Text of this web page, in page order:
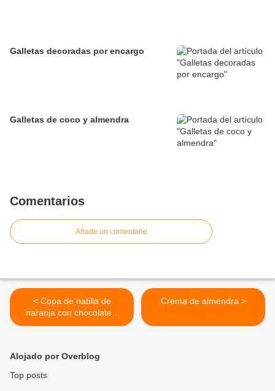
Galletas decoradas por encargo
Galletas de coco y almendra
Comentarios
Añade un comentario
< Copa de natilla de
naranja con chocolate y
nata
Crema de almendra >
Alojado por Overblog
Top posts